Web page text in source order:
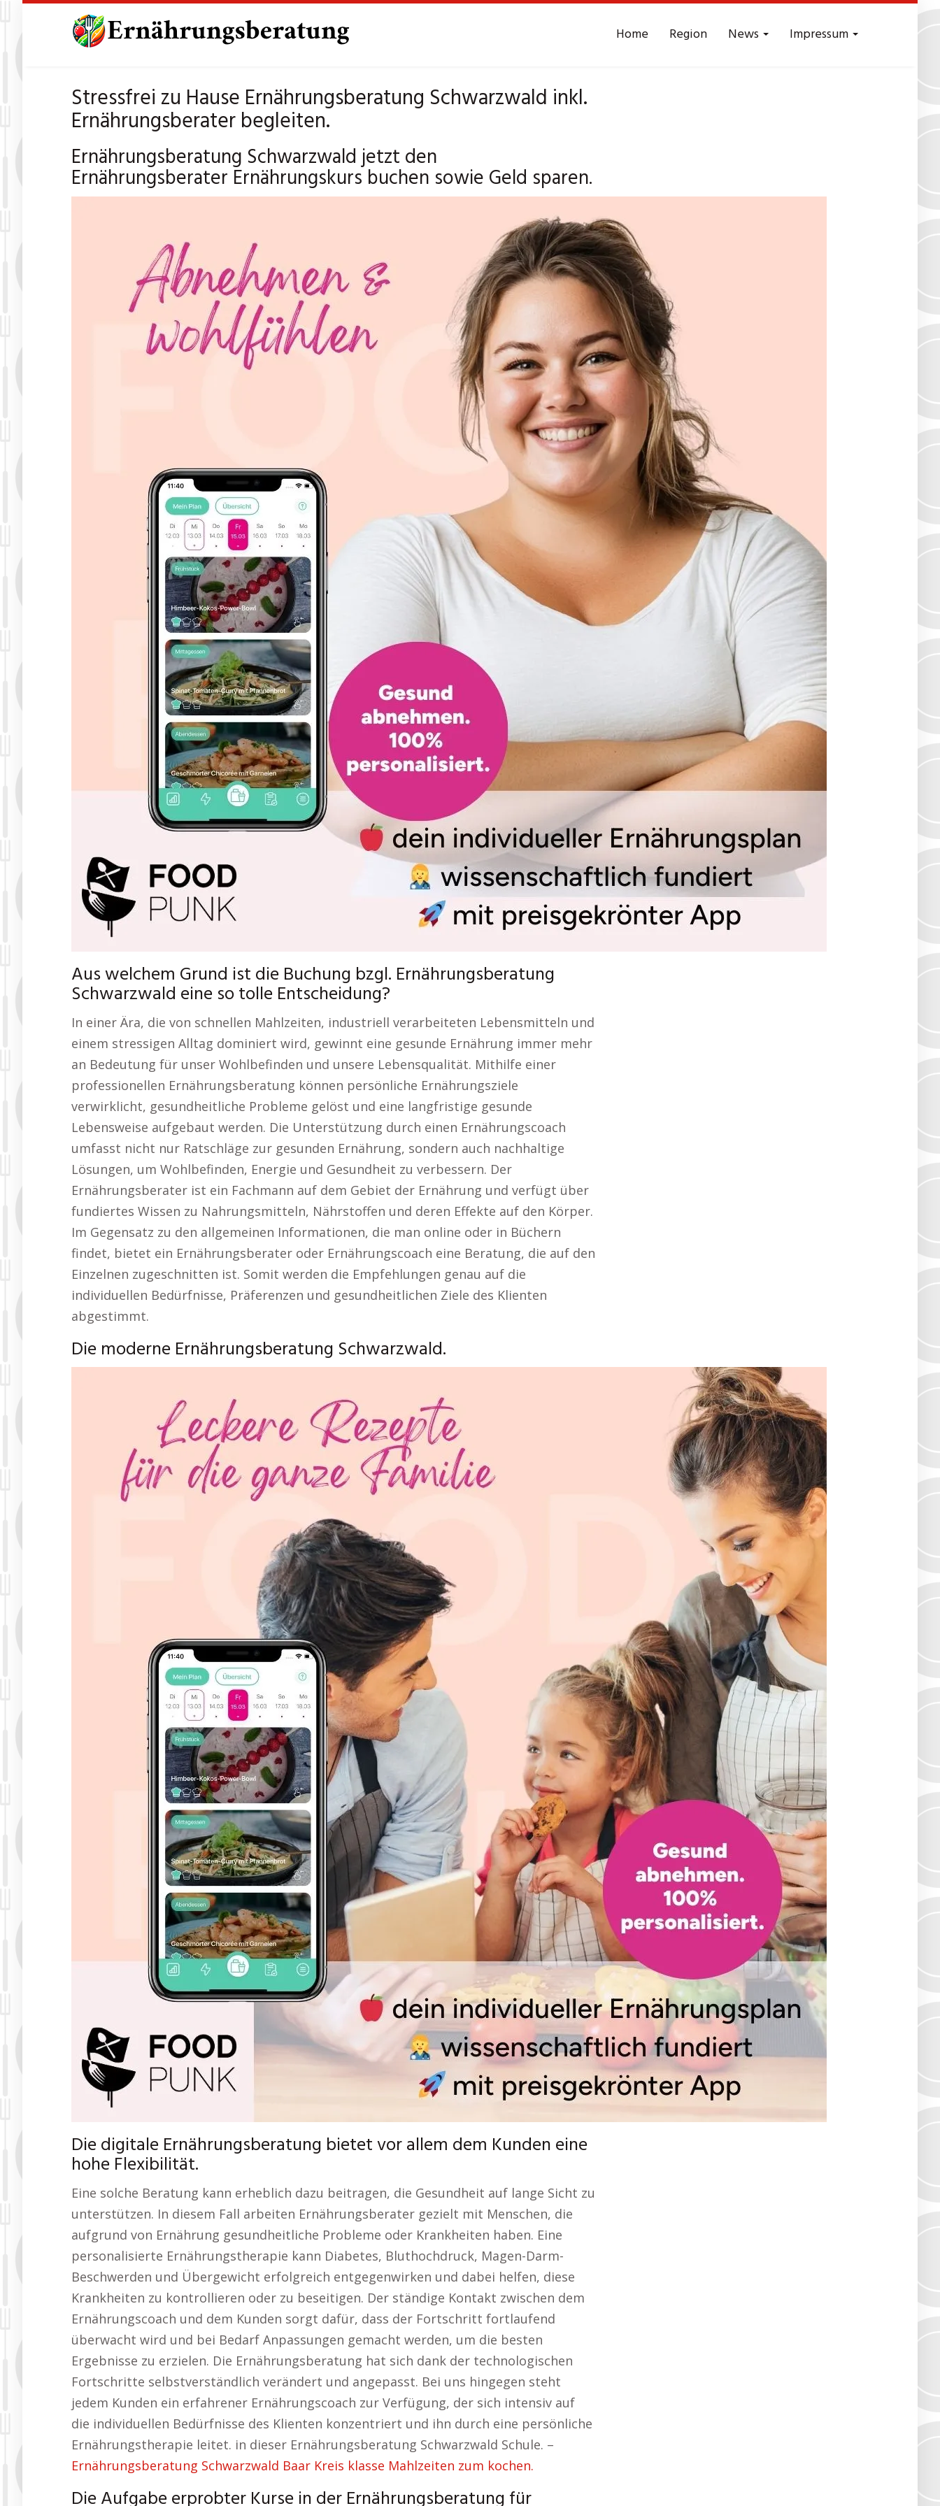
Home Region News Impressum
Stressfrei zu Hause Ernährungsberatung Schwarzwald inkl.
Ernährungsberater begleiten.
Ernährungsberatung Schwarzwald jetzt den
Ernährungsberater Ernährungskurs buchen sowie Geld sparen.
Aus welchem Grund ist die Buchung bzgl. Ernährungsberatung
Schwarzwald eine so tolle Entscheidung?
In einer Ära, die von schnellen Mahlzeiten, industriell verarbeiteten Lebensmitteln und
einem stressigen Alltag dominiert wird, gewinnt eine gesunde Ernährung immer mehr
an Bedeutung für unser Wohlbefinden und unsere Lebensqualität. Mithilfe einer
professionellen Ernährungsberatung können persönliche Ernährungsziele
verwirklicht, gesundheitliche Probleme gelöst und eine langfristige gesunde
Lebensweise aufgebaut werden. Die Unterstützung durch einen Ernährungscoach
umfasst nicht nur Ratschläge zur gesunden Ernährung, sondern auch nachhaltige
Lösungen, um Wohlbefinden, Energie und Gesundheit zu verbessern. Der
Ernährungsberater ist ein Fachmann auf dem Gebiet der Ernährung und verfügt über
fundiertes Wissen zu Nahrungsmitteln, Nährstoffen und deren Effekte auf den Körper.
Im Gegensatz zu den allgemeinen Informationen, die man online oder in Büchern
findet, bietet ein Ernährungsberater oder Ernährungscoach eine Beratung, die auf den
Einzelnen zugeschnitten ist. Somit werden die Empfehlungen genau auf die
individuellen Bedürfnisse, Präferenzen und gesundheitlichen Ziele des Klienten
abgestimmt.
Die moderne Ernährungsberatung Schwarzwald.
Die digitale Ernährungsberatung bietet vor allem dem Kunden eine
hohe Flexibilität.
Eine solche Beratung kann erheblich dazu beitragen, die Gesundheit auf lange Sicht zu
unterstützen. In diesem Fall arbeiten Ernährungsberater gezielt mit Menschen, die
aufgrund von Ernährung gesundheitliche Probleme oder Krankheiten haben. Eine
personalisierte Ernährungstherapie kann Diabetes, Bluthochdruck, Magen-Darm-
Beschwerden und Übergewicht erfolgreich entgegenwirken und dabei helfen, diese
Krankheiten zu kontrollieren oder zu beseitigen. Der ständige Kontakt zwischen dem
Ernährungscoach und dem Kunden sorgt dafür, dass der Fortschritt fortlaufend
überwacht wird und bei Bedarf Anpassungen gemacht werden, um die besten
Ergebnisse zu erzielen. Die Ernährungsberatung hat sich dank der technologischen
Fortschritte selbstverständlich verändert und angepasst. Bei uns hingegen steht
jedem Kunden ein erfahrener Ernährungscoach zur Verfügung, der sich intensiv auf
die individuellen Bedürfnisse des Klienten konzentriert und ihn durch eine persönliche
Ernährungstherapie leitet. in dieser Ernährungsberatung Schwarzwald Schule. –
Ernährungsberatung Schwarzwald Baar Kreis klasse Mahlzeiten zum kochen.
Die Aufgabe erprobter Kurse in der Ernährungsberatung für